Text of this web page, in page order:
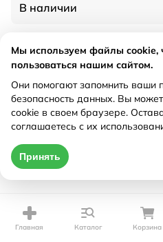
В наличии
Характеристики
Рецепт
Цена действительна
Главная Каталог Корзина
Мы используем файлы cookie,
пользоваться нашим сайтом.
Они помогают запомнить ваши
безопасность данных. Вы
cookie в своем браузере.
соглашаетесь с их
Принять